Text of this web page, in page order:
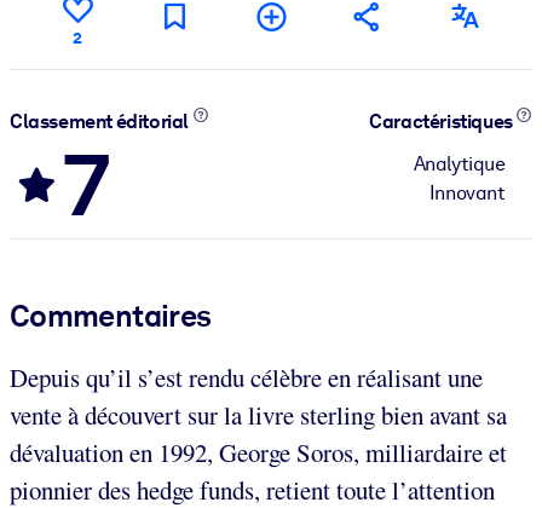
2
Classement éditorial
7
Caractéristiques
Analytique
Innovant
Commentaires
Depuis qu’il s’est rendu célèbre en réalisant une
vente à découvert sur la livre sterling bien avant sa
dévaluation en 1992, George Soros, milliardaire et
pionnier des hedge funds, retient toute l’attention